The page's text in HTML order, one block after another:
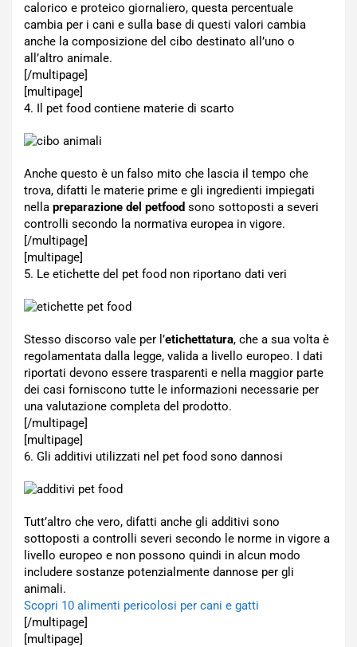
calorico e proteico giornaliero, questa percentuale
cambia per i cani e sulla base di questi valori cambia
anche la composizione del cibo destinato all’uno o
all’altro animale.
[/multipage]
[multipage]
4. Il pet food contiene materie di scarto
Anche questo è un falso mito che lascia il tempo che
trova, difatti le materie prime e gli ingredienti impiegati
nella preparazione del petfood sono sottoposti a severi
controlli secondo la normativa europea in vigore.
[/multipage]
[multipage]
5. Le etichette del pet food non riportano dati veri
Stesso discorso vale per l’etichettatura, che a sua volta è
regolamentata dalla legge, valida a livello europeo. I dati
riportati devono essere trasparenti e nella maggior parte
dei casi forniscono tutte le informazioni necessarie per
una valutazione completa del prodotto.
[/multipage]
[multipage]
6. Gli additivi utilizzati nel pet food sono dannosi
Tutt’altro che vero, difatti anche gli additivi sono
sottoposti a controlli severi secondo le norme in vigore a
livello europeo e non possono quindi in alcun modo
includere sostanze potenzialmente dannose per gli
animali.
Scopri 10 alimenti pericolosi per cani e gatti
[/multipage]
[multipage]